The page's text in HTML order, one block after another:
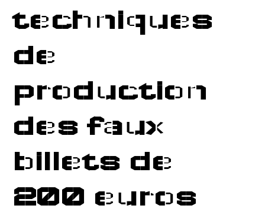
techniques
de
production
des faux
billets de
200 euros